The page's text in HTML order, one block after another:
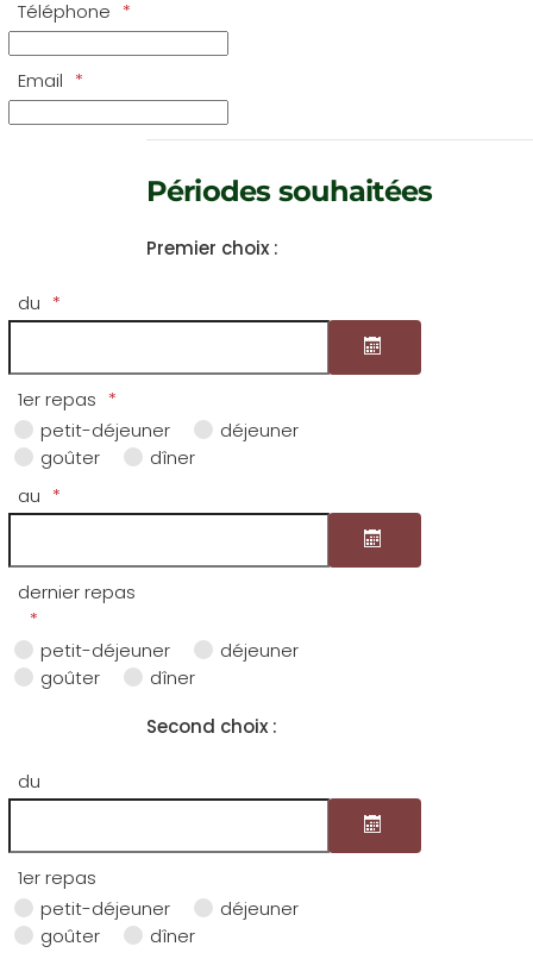
Téléphone
Email
Périodes souhaitées
Premier choix :
du
1er repas
petit-déjeuner
déjeuner
goûter
dîner
au
dernier repas
petit-déjeuner
déjeuner
goûter
dîner
Second choix :
du
1er repas
petit-déjeuner
déjeuner
goûter
dîner